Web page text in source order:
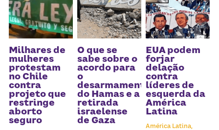
Artigos
Pega a visão
Busca
Receba atualizações
Milhares de
mulheres
protestam
no Chile
contra
projeto que
restringe
aborto
seguro
O que se
sabe sobre o
acordo para
o
desarmamento
do Hamas e a
retirada
israelense
de Gaza
EUA podem
forjar
delação
contra
líderes de
esquerda da
América
Latina
América Latina,